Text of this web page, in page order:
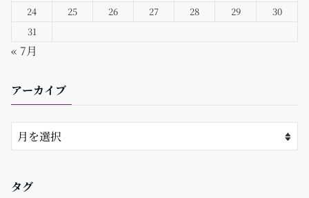
24
25 26 27 28 29
30
31
« 7月
アーカイブ
タグ